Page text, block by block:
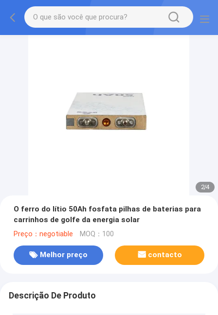
2/4
O ferro do lítio 50Ah fosfata pilhas de baterias para
carrinhos de golfe da energia solar
Preço：negotiable MOQ：100
Melhor preço contacto
Descrição De Produto